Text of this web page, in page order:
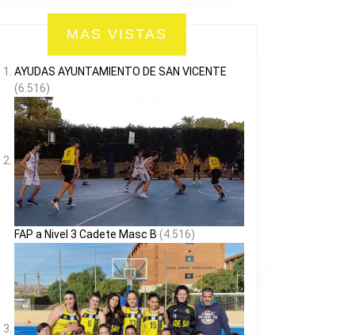
MAS VISTAS
AYUDAS AYUNTAMIENTO DE SAN VICENTE
(6.516)
FAP a Nivel 3 Cadete Masc B (4.516)